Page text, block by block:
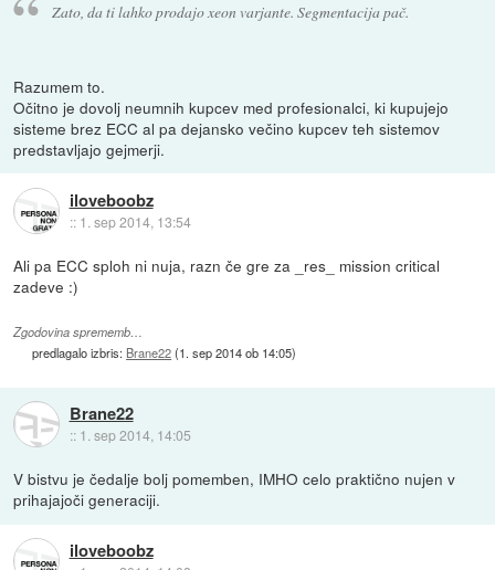
Zato, da ti lahko prodajo xeon varjante. Segmentacija pač.
Razumem to.
Očitno je dovolj neumnih kupcev med profesionalci, ki kupujejo
sisteme brez ECC al pa dejansko večino kupcev teh sistemov
predstavljajo gejmerji.
iloveboobz
:: 1. sep 2014, 13:54
Ali pa ECC sploh ni nuja, razn če gre za _res_ mission critical
zadeve :)
Zgodovina sprememb…
predlagalo izbris: Brane22(1. sep 2014 ob 14:05)
Brane22
:: 1. sep 2014, 14:05
V bistvu je čedalje bolj pomemben, IMHO celo praktično nujen v
prihajajoči generaciji.
iloveboobz